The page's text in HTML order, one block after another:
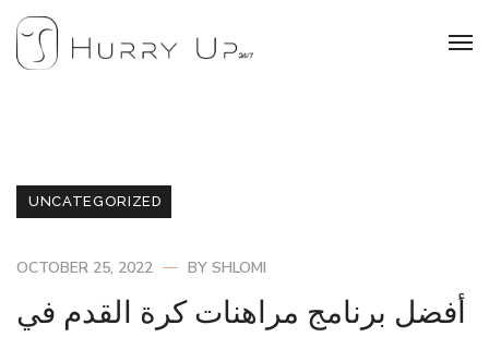
UNCATEGORIZED
OCTOBER 25, 2022 BY SHLOMI
أفضل برنامج مراهنات كرة القدم في